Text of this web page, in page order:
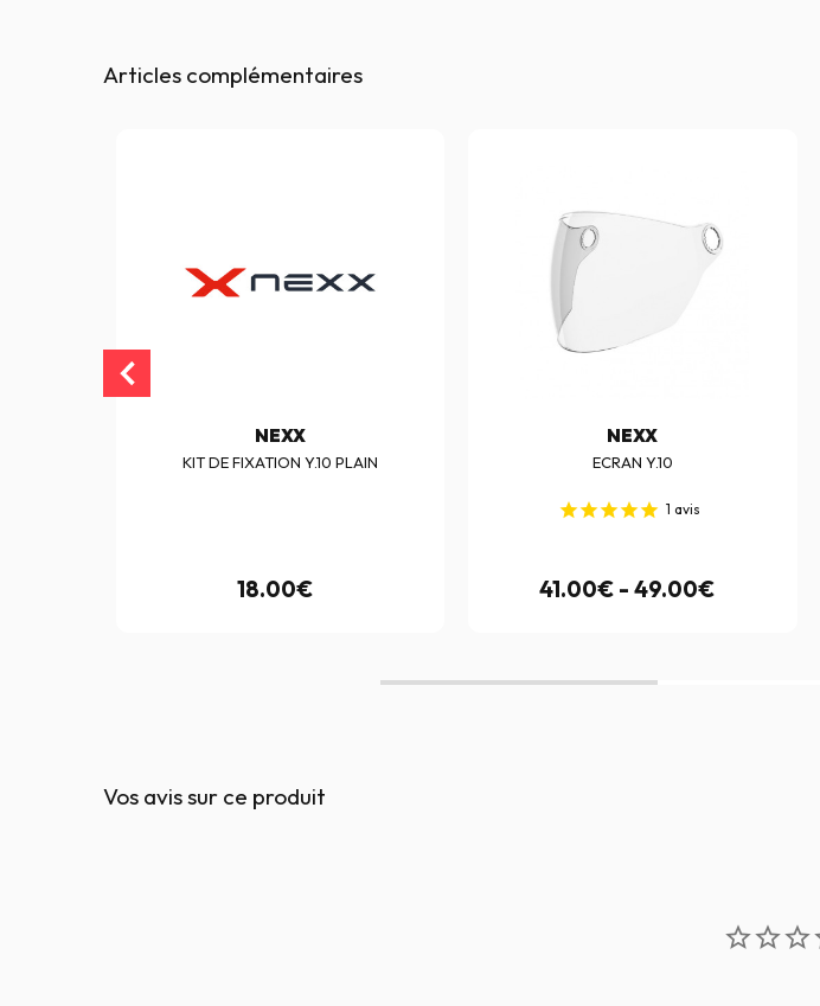
Articles complémentaires
NEXX
KIT DE FIXATION Y.10 PLAIN
18.00€
NEXX
ECRAN Y.10
1 avis
41.00€ - 49.00€
Vos avis sur ce produit